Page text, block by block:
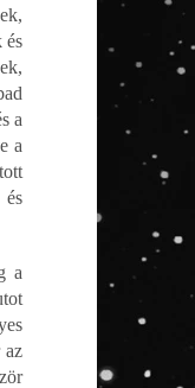
és
a
a
és
a
az